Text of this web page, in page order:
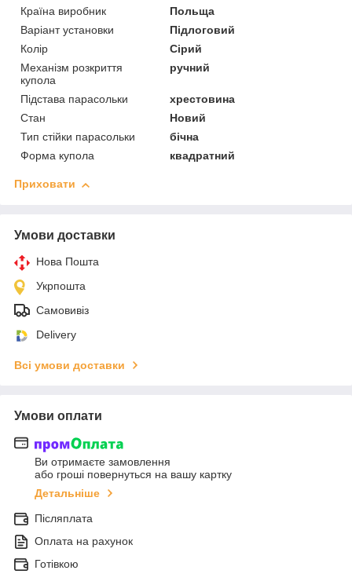
Країна виробник
Польща
Варіант установки
Підлоговий
Колір
Сірий
Механізм розкриття
купола
ручний
Підстава парасольки
хрестовина
Стан
Новий
Тип стійки парасольки
бічна
Форма купола
квадратний
Приховати
Умови доставки
Нова Пошта
Укрпошта
Самовивіз
Delivery
Всі умови доставки
Умови оплати
Ви отримаєте замовлення
або гроші повернуться на вашу картку
Детальніше
Післяплата
Оплата на рахунок
Готівкою